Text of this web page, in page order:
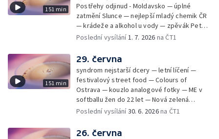
151 min
Postřehy odjinud - Moldavsko — úplné
zatmění Slunce — nejlepší mladý chemik ČR
— krádeže a alkohol u vody — zpěvák Peter
Cmorik
Poslední vysílání 1. 7. 2026 na ČT1
151 min
29. června
syndrom nejstarší dcery — letní líčení —
festivalový street food — Colours of
Ostrava — kouzlo analogové fotky — ME v
softballu žen do 22 let — Nová zelená
úsporám — Global Teacher Prize Czech
Poslední vysílání30. 6. 2026na ČT1
26. června